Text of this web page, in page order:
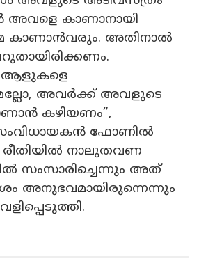
അവളെ കാണാനായി
കാണാൻവരും. അതിനാൽ
ആളുകളെ
അവർക്ക് അവളുടെ
കഴിയണം”,
ഫോണിൽ
നാലുതവണ
സംസാരിച്ചെന്നും അത്
അനുഭവമായിരുന്നെന്നും